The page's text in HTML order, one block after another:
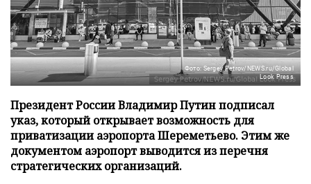
Фото: Sergey Petrov/NEWS.ru/Global
Look Press
Президент России Владимир Путин подписал
указ, который открывает возможность для
приватизации аэропорта Шереметьево. Этим же
документом аэропорт выводится из перечня
стратегических организаций.